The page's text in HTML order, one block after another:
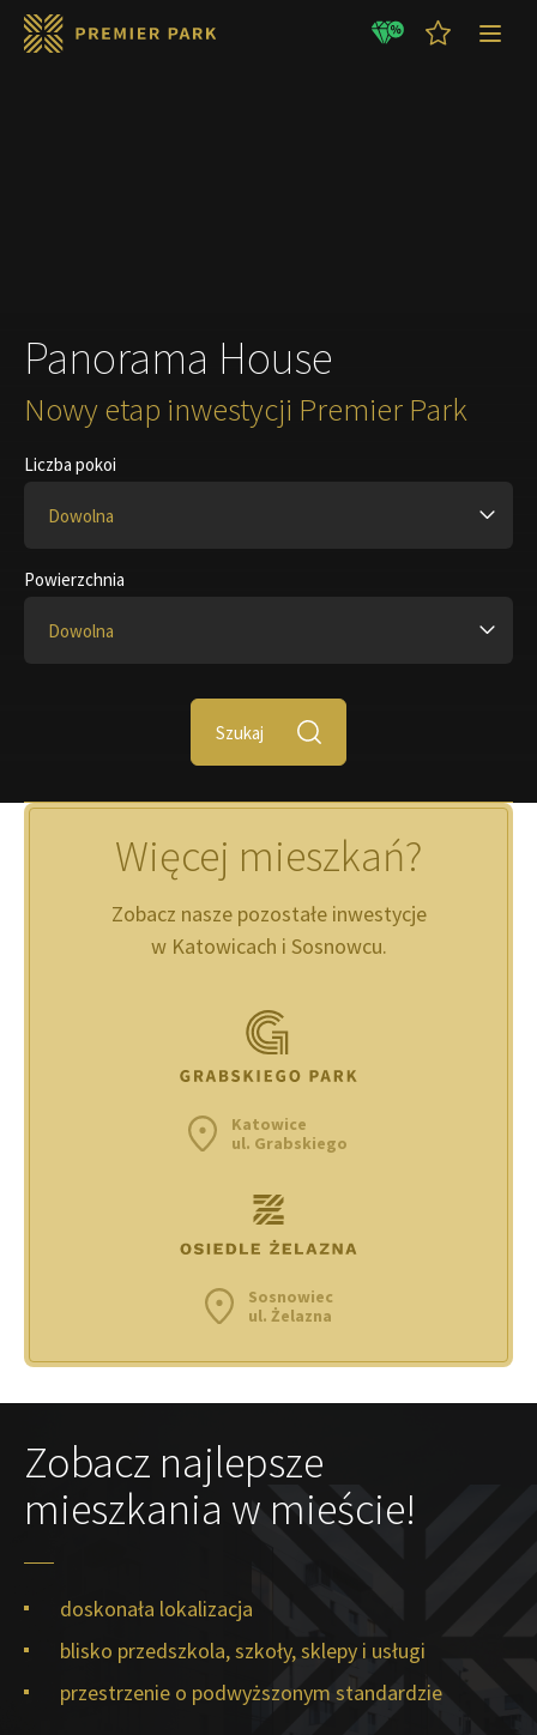
Panorama House
Nowy etap inwestycji Premier Park
Liczba pokoi
Dowolna
Powierzchnia
Dowolna
Szukaj
Więcej mieszkań?
Zobacz nasze pozostałe inwestycje
w Katowicach i Sosnowcu.
Katowice
ul. Grabskiego
Sosnowiec
ul. Żelazna
Zobacz najlepsze
mieszkania w mieście!
doskonała lokalizacja
blisko przedszkola, szkoły, sklepy i usługi
przestrzenie o podwyższonym standardzie